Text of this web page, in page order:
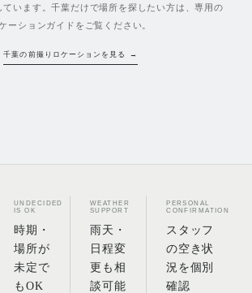
ています。千葉だけで場所を探したい方は、専用の
ーションガイドをご覧ください。
千葉の前撮りロケーションを見る →
UNDECIDED
IS OK
時期・
場所が
未定で
もOK
WEATHER
SUPPORT
雨天・
日程変
更も相
談可能
PERSONAL
CONFIRMATION
スタッフ
の空き状
況を個別
確認